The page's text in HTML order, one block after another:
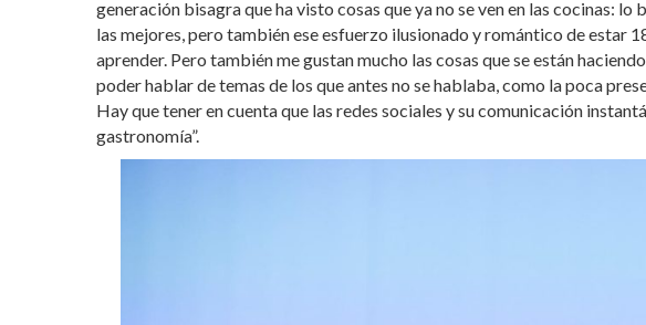
A
p
p
o
o
k
ar
ti
r
generación bisagra que ha visto cosas que ya no se ven en las cocinas: lo
las mejores, pero también ese esfuerzo ilusionado y romántico de estar
aprender. Pero también me gustan mucho las cosas que se están
poder hablar de temas de los que antes no se hablaba, como la poca
Hay que tener en cuenta que las redes sociales y su comunicación
gastronomía”.